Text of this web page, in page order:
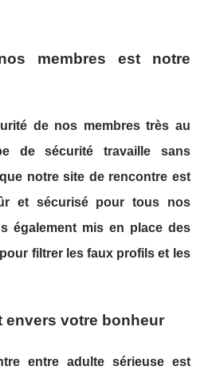
membres est notre
de nos membres très au
de sécurité travaille sans
notre site de rencontre est
et sécurisé pour tous nos
également mis en place des
filtrer les faux profils et les
envers votre bonheur
entre adulte sérieuse est